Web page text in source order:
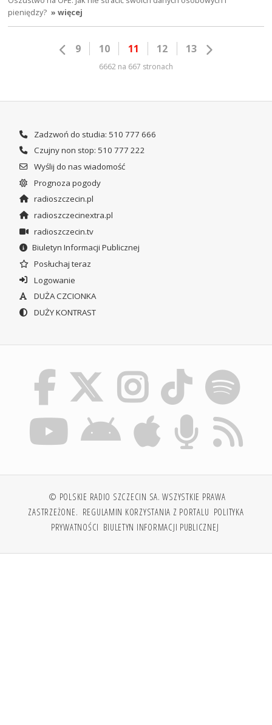
pieniędzy? » więcej
9 10 11 12 13
6662 na 667 stronach
Zadzwoń do studia: 510 777 666
Czujny non stop: 510 777 222
Wyślij do nas wiadomość
Prognoza pogody
radioszczecin.pl
radioszczecinextra.pl
radioszczecin.tv
Biuletyn Informacji Publicznej
Posłuchaj teraz
Logowanie
DUŻA CZCIONKA
DUŻY KONTRAST
© POLSKIE RADIO SZCZECIN SA. WSZYSTKIE PRAWA
ZASTRZEŻONE. REGULAMIN KORZYSTANIA Z PORTALU POLITYKA
PRYWATNOŚCI BIULETYN INFORMACJI PUBLICZNEJ